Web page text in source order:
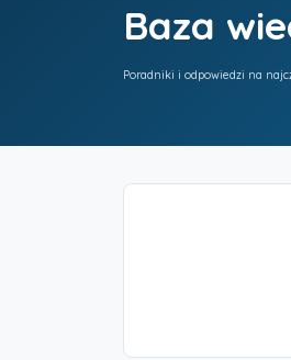
Baza
Poradniki i odpowiedzi na